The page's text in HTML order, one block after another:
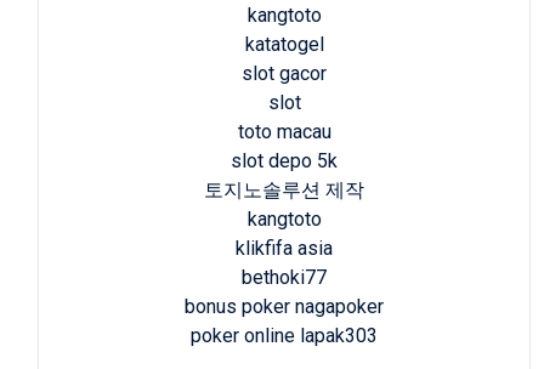
kangtoto
katatogel
slot gacor
slot
toto macau
slot depo 5k
토지노솔루션 제작
kangtoto
klikfifa asia
bethoki77
bonus poker nagapoker
poker online lapak303